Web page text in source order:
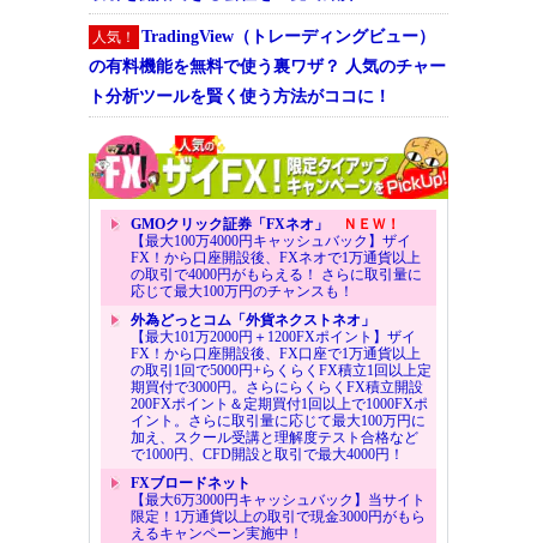
人気！
TradingView（トレーディングビュー）
の有料機能を無料で使う裏ワザ？ 人気のチャー
ト分析ツールを賢く使う方法がココに！
GMOクリック証券「FXネオ」
ＮＥＷ！
【最大100万4000円キャッシュバック】ザイ
FX！から口座開設後、FXネオで1万通貨以上
の取引で4000円がもらえる！ さらに取引量に
応じて最大100万円のチャンスも！
外為どっとコム「外貨ネクストネオ」
【最大101万2000円＋1200FXポイント】ザイ
FX！から口座開設後、FX口座で1万通貨以上
の取引1回で5000円+らくらくFX積立1回以上定
期買付で3000円。さらにらくらくFX積立開設
200FXポイント＆定期買付1回以上で1000FXポ
イント。さらに取引量に応じて最大100万円に
加え、スクール受講と理解度テスト合格など
で1000円、CFD開設と取引で最大4000円！
FXブロードネット
【最大6万3000円キャッシュバック】当サイト
限定！1万通貨以上の取引で現金3000円がもら
えるキャンペーン実施中！